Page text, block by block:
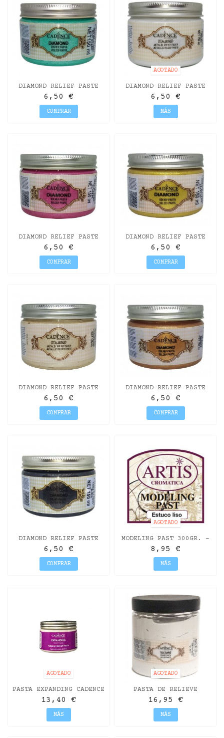
DIAMOND RELIEF PASTE
MINT GREEN 150ML
6,50 €
COMPRAR
AGOTADO
DIAMOND RELIEF PASTE
PEARL150ML
6,50 €
MÁS
DIAMOND RELIEF PASTE
PINK 150ML
6,50 €
COMPRAR
DIAMOND RELIEF PASTE
GOLD 150ML
6,50 €
COMPRAR
DIAMOND RELIEF PASTE
CHAMPAGNE 150ML
6,50 €
COMPRAR
DIAMOND RELIEF PASTE
BRONZE 150ML
6,50 €
COMPRAR
DIAMOND RELIEF PASTE
BLACK 150ML
6,50 €
COMPRAR
AGOTADO
MODELING PAST 300GR. -
ARTIS CROMÁTICA
8,95 €
MÁS
AGOTADO
PASTA EXPANDING CADENCE
150ML
13,40 €
MÁS
AGOTADO
PASTA DE RELIEVE
TEXTURE GRANO CADENCE
500ML
16,95 €
MÁS